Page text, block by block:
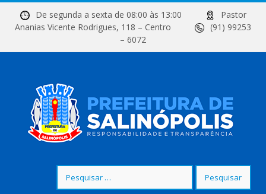
De segunda a sexta de 08:00 às 13:00
Pastor
Ananias Vicente Rodrigues, 118 – Centro
(91) 99253
– 6072
por: